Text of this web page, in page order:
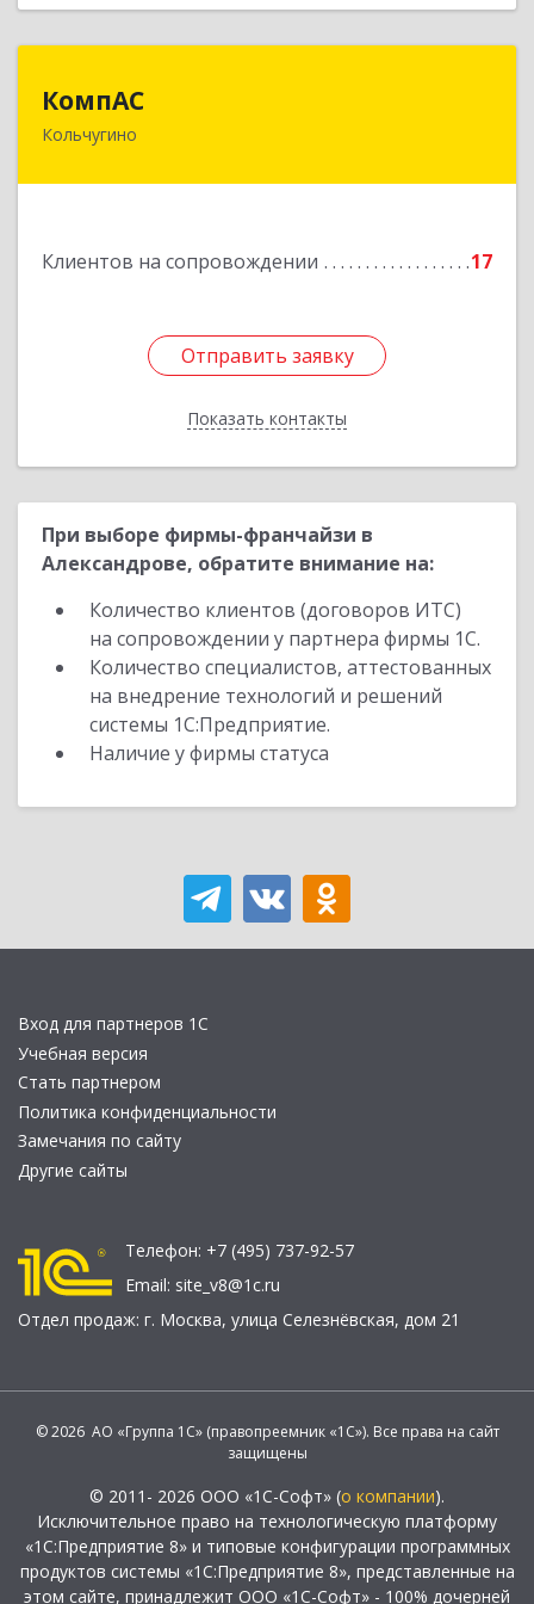
КомпАС
Кольчугино
Клиентов на сопровождении 17
Отправить заявку
Показать контакты
601782, Владимирская область, г.Кольчугино,
Отправить заявку
Назад
При выборе фирмы-франчайзи в
Александрове, обратите внимание на:
Количество клиентов (договоров ИТС)
на сопровождении у партнера фирмы 1С.
Количество специалистов, аттестованных
на внедрение технологий и решений
системы 1С:Предприятие.
Наличие у фирмы статуса
Вход для партнеров 1С
Учебная версия
Стать партнером
Политика конфиденциальности
Замечания по сайту
Другие сайты
Телефон: +7 (495) 737-92-57
Email: site_v8@1c.ru
Отдел продаж: г. Москва, улица Селезнёвская, дом 21
© 2026 АО «Группа 1С» (правопреемник «1С»). Все права на сайт
защищены
© 2011- 2026 ООО «1С-Софт» (о компании).
Исключительное право на технологическую платформу
«1С:Предприятие 8» и типовые конфигурации программных
продуктов системы «1С:Предприятие 8», представленные на
этом сайте, принадлежит ООО «1С-Софт» - 100% дочерней